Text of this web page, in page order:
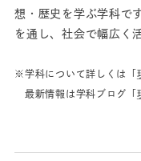
想・歴史を学ぶ学科で
を通し、社会で幅広く
※学科について詳しくは「
最新情報は学科ブログ「